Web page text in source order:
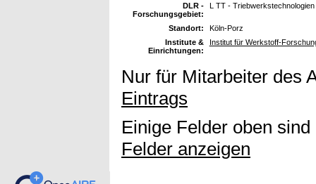
DLR -
Forschungsgebiet:
L TT - Triebwerkstechnologien
Standort:
Köln-Porz
Institute &
Einrichtungen:
Institut für Werkstoff-
Nur für Mitarbeiter des
Eintrags
Einige Felder oben
Felder anzeigen